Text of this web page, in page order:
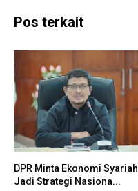
Pos terkait
DPR Minta Ekonomi Syariah
Jadi Strategi Nasiona...